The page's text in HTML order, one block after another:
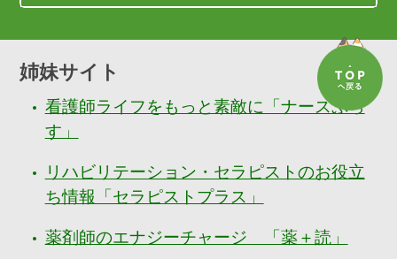
姉妹サイト
看護師ライフをもっと素敵に「ナースぷら
す」
リハビリテーション・セラピストのお役立
ち情報「セラピストプラス」
薬剤師のエナジーチャージ 「薬＋読」